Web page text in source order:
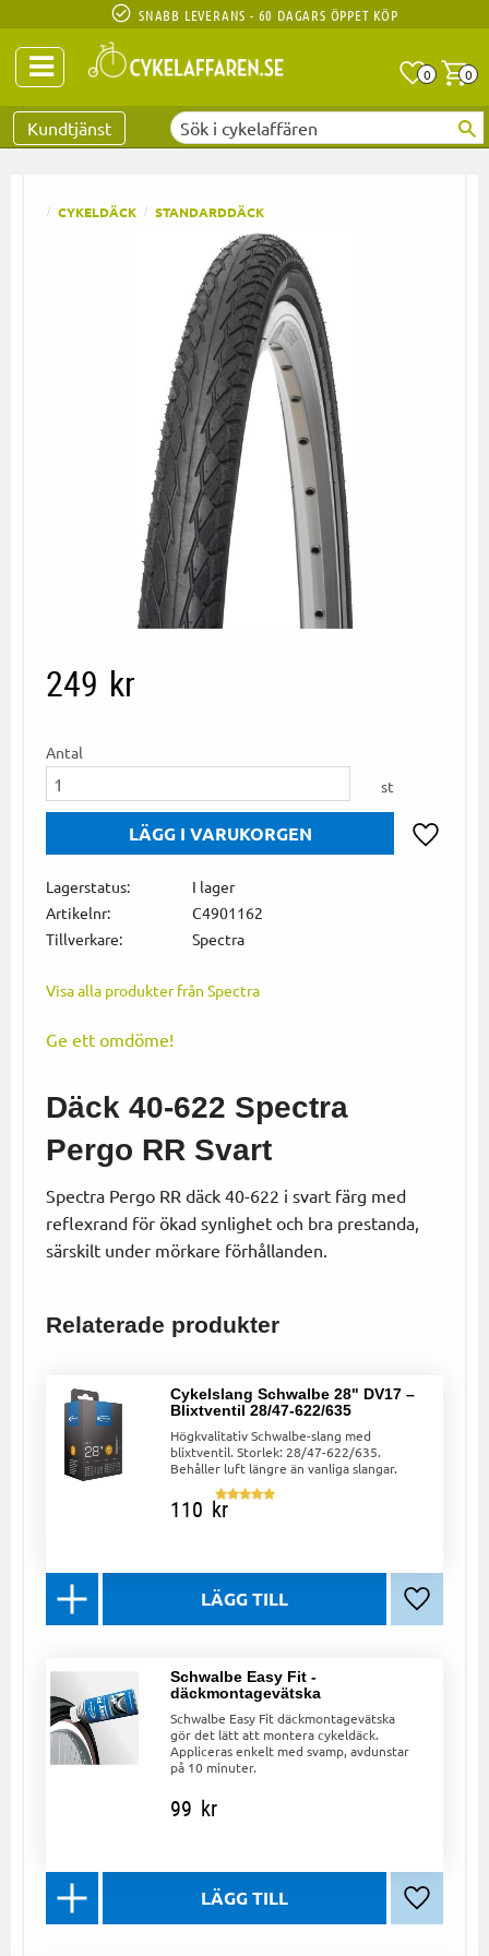
SNABB LEVERANS - 60 DAGARS ÖPPET KÖP
0 0
Kundtjänst
CYKELDÄCK STANDARDDÄCK
249 kr
Antal
st
Lagerstatus
I lager
Artikelnr
C4901162
Tillverkare
Spectra
Visa alla produkter från Spectra
Ge ett omdöme!
Däck 40-622 Spectra
Pergo RR Svart
Spectra Pergo RR däck 40-622 i svart färg med
reflexrand för ökad synlighet och bra prestanda,
särskilt under mörkare förhållanden.
Relaterade produkter
Cykelslang Schwalbe 28" DV17 –
Blixtventil 28/47-622/635
Högkvalitativ Schwalbe-slang med
blixtventil. Storlek: 28/47-622/635.
Behåller luft längre än vanliga slangar.
110 kr
Lägg till
Schwalbe Easy Fit -
däckmontagevätska
Schwalbe Easy Fit däckmontagevätska
gör det lätt att montera cykeldäck.
Appliceras enkelt med svamp, avdunstar
på 10 minuter.
99 kr
Lägg till